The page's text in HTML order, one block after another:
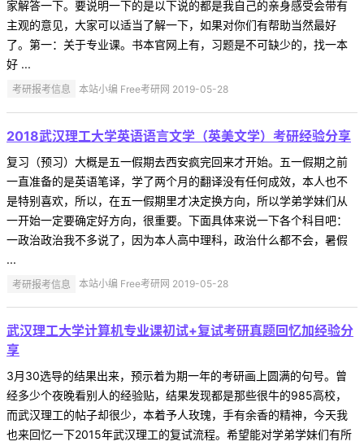
家解答一下。要说明一下的是以下说的都是我自己的亲身感受会带有
主观的意见，大家可以适当了解一下，如果对你们有帮助当然最好
了。第一：关于专业课。书本官网上有，习题是不可缺少的，找一本
好 ...
考研报考信息 本站小编 Free考研网 2019-05-28
2018武汉理工大学英语语言文学（英美文学）考研经验分享
复习（预习）大概是五一假期去西安疯完回来才开始。五一假期之前
一直准备的是英语笔译，学了两个月的翻译没有任何成效，本人也不
是特别喜欢，所以，在五一假期里才决定换方向，所以学弟学妹们从
一开始一定要确定好方向，很重要。下面具体来说一下各个科目吧：
一政治政治我不多说了，因为本人高中理科，政治什么都不会，暑假
...
考研报考信息 本站小编 Free考研网 2019-05-28
武汉理工大学计算机专业课初试+复试考研真题回忆加经验分
享
3月30选导的结果出来，预示着为期一年的考研画上圆满的句号。曾
经多少个夜晚看别人的经验贴，结果发现都是那些很牛的985高校，
而武汉理工的帖子却很少，本着予人玫瑰，手有余香的精神，今天我
也来回忆一下2015年武汉理工的复试流程。希望能对学弟学妹们有所